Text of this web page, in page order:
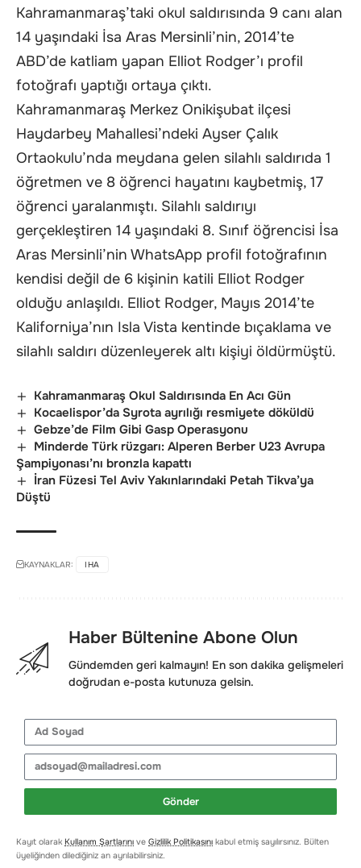
Kahramanmaraş’taki okul saldırısında 9 canı alan
14 yaşındaki İsa Aras Mersinli’nin, 2014’te
ABD’de katliam yapan Elliot Rodger’ı profil
fotoğrafı yaptığı ortaya çıktı.
Kahramanmaraş Merkez Onikişubat ilçesi
Haydarbey Mahallesi’ndeki Ayser Çalık
Ortaokulu’nda meydana gelen silahlı saldırıda 1
öğretmen ve 8 öğrenci hayatını kaybetmiş, 17
öğrenci yaralanmıştı. Silahlı saldırıyı
gerçekleştiren 14 yaşındaki 8. Sınıf öğrencisi İsa
Aras Mersinli’nin WhatsApp profil fotoğrafının
kendisi değil de 6 kişinin katili Elliot Rodger
olduğu anlaşıldı. Elliot Rodger, Mayıs 2014’te
Kaliforniya’nın Isla Vista kentinde bıçaklama ve
silahlı saldırı düzenleyerek altı kişiyi öldürmüştü.
Kahramanmaraş Okul Saldırısında En Acı Gün
Kocaelispor’da Syrota ayrılığı resmiyete döküldü
Gebze’de Film Gibi Gasp Operasyonu
Minderde Türk rüzgarı: Alperen Berber U23 Avrupa
Şampiyonası’nı bronzla kapattı
İran Füzesi Tel Aviv Yakınlarındaki Petah Tikva’ya
Düştü
KAYNAKLAR: IHA
Haber Bültenine Abone Olun
Gündemden geri kalmayın! En son dakika gelişmeleri
doğrudan e-posta kutunuza gelsin.
Gönder
Kayıt olarak Kullanım Şartlarını ve Gizlilik Politikasını kabul etmiş sayılırsınız. Bülten
üyeliğinden dilediğiniz an ayrılabilirsiniz.